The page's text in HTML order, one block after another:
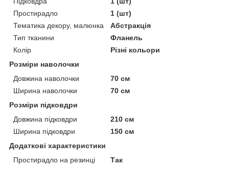
Простирадло
1 (шт)
Тематика декору, малюнка
Абстракція
Тип тканини
Фланель
Колір
Різні кольори
Розміри наволочки
Довжина наволочки
70 см
Ширина наволочки
70 см
Розміри підковдри
Довжина підковдри
210 см
Ширина підковдри
150 см
Додаткові характеристики
Простирадло на резинці
Так